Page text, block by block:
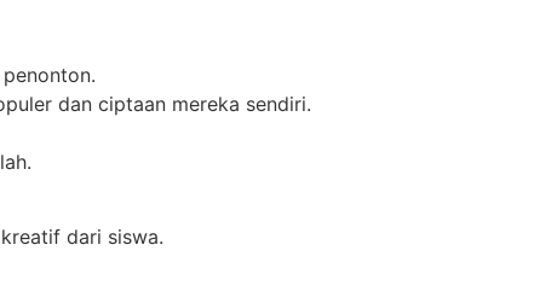
dan ciptaan mereka sendiri.
dari siswa.